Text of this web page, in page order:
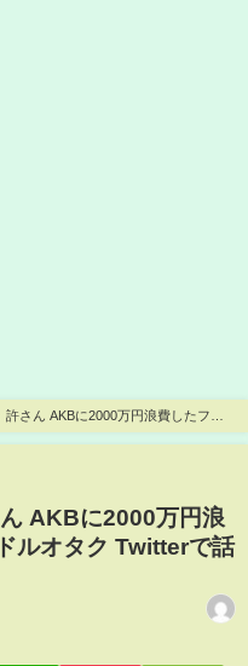
許さん AKBに2000万円浪費したファ
報】
AKBに2000万円浪
ルオタク Twitterで話